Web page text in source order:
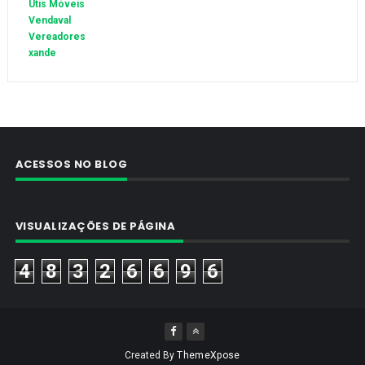
Utis Móveis
Vendaval
Vereadores
xande
ACESSOS NO BLOG
VISUALIZAÇÕES DE PÁGINA
4 8 3 2 6 6 9 6
Created ByThemeXpose